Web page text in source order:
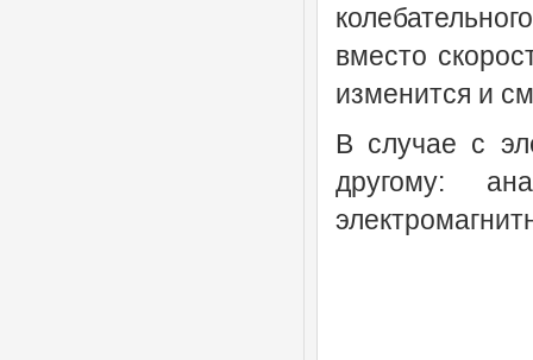
вместо
изменится и
В случае с
другому: